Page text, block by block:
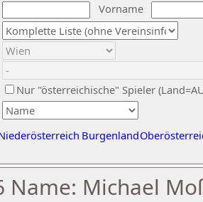
Vorname
Nur "österreichische" Spieler
Burgenland
Name: Michael